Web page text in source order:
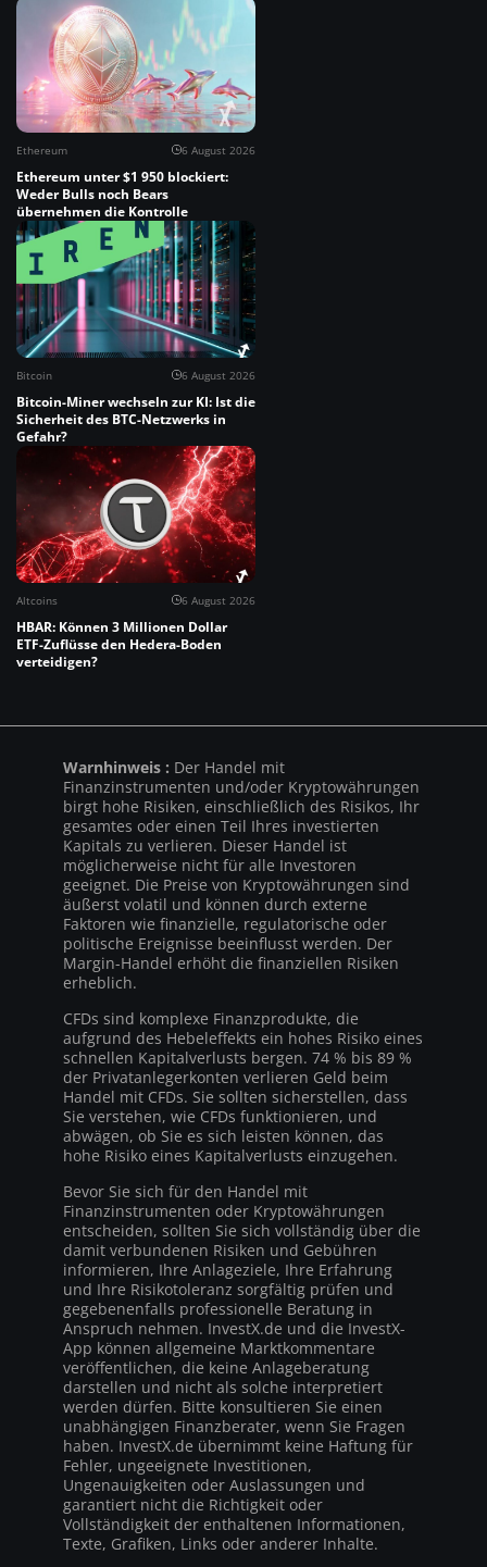
Ethereum 6 August 2026
Ethereum unter $1 950 blockiert:
Weder Bulls noch Bears
übernehmen die Kontrolle
Bitcoin 6 August 2026
Bitcoin-Miner wechseln zur KI: Ist die
Sicherheit des BTC-Netzwerks in
Gefahr?
Altcoins 6 August 2026
HBAR: Können 3 Millionen Dollar
ETF-Zuflüsse den Hedera-Boden
verteidigen?
Warnhinweis : Der Handel mit
Finanzinstrumenten und/oder Kryptowährungen
birgt hohe Risiken, einschließlich des Risikos, Ihr
gesamtes oder einen Teil Ihres investierten
Kapitals zu verlieren. Dieser Handel ist
möglicherweise nicht für alle Investoren
geeignet. Die Preise von Kryptowährungen sind
äußerst volatil und können durch externe
Faktoren wie finanzielle, regulatorische oder
politische Ereignisse beeinflusst werden. Der
Margin-Handel erhöht die finanziellen Risiken
erheblich.
CFDs sind komplexe Finanzprodukte, die
aufgrund des Hebeleffekts ein hohes Risiko eines
schnellen Kapitalverlusts bergen. 74 % bis 89 %
der Privatanlegerkonten verlieren Geld beim
Handel mit CFDs. Sie sollten sicherstellen, dass
Sie verstehen, wie CFDs funktionieren, und
abwägen, ob Sie es sich leisten können, das
hohe Risiko eines Kapitalverlusts einzugehen.
Bevor Sie sich für den Handel mit
Finanzinstrumenten oder Kryptowährungen
entscheiden, sollten Sie sich vollständig über die
damit verbundenen Risiken und Gebühren
informieren, Ihre Anlageziele, Ihre Erfahrung
und Ihre Risikotoleranz sorgfältig prüfen und
gegebenenfalls professionelle Beratung in
Anspruch nehmen. InvestX.de und die InvestX-
App können allgemeine Marktkommentare
veröffentlichen, die keine Anlageberatung
darstellen und nicht als solche interpretiert
werden dürfen. Bitte konsultieren Sie einen
unabhängigen Finanzberater, wenn Sie Fragen
haben. InvestX.de übernimmt keine Haftung für
Fehler, ungeeignete Investitionen,
Ungenauigkeiten oder Auslassungen und
garantiert nicht die Richtigkeit oder
Vollständigkeit der enthaltenen Informationen,
Texte, Grafiken, Links oder anderer Inhalte.